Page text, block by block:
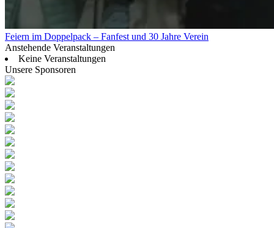
Feiern im Doppelpack – Fanfest und 30 Jahre Verein
Anstehende Veranstaltungen
Keine Veranstaltungen
Unsere Sponsoren